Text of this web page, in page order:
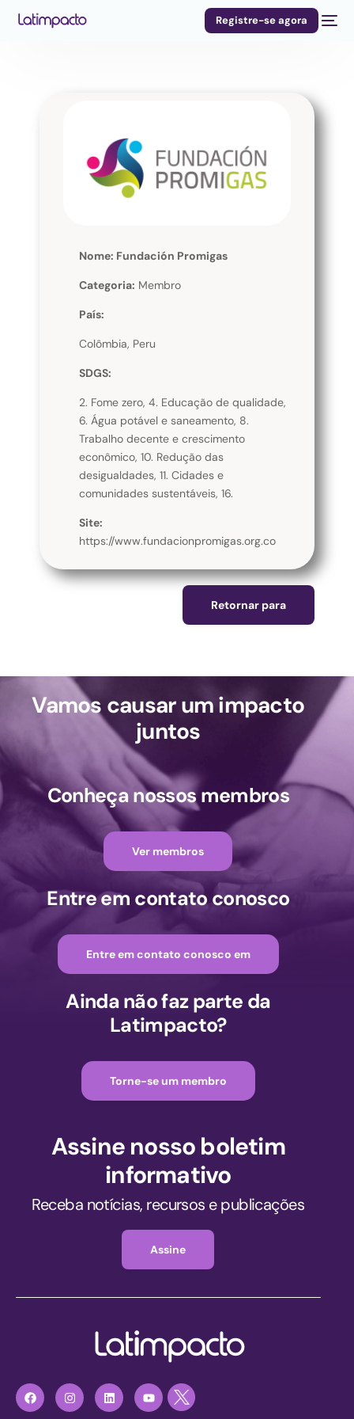
Registre-se agora
Nome: Fundación Promigas
Categoria: Membro
País:
Colômbia, Peru
SDGS:
2. Fome zero, 4. Educação de qualidade,
6. Água potável e saneamento, 8.
Trabalho decente e crescimento
econômico, 10. Redução das
desigualdades, 11. Cidades e
comunidades sustentáveis, 16.
Site:
https://www.fundacionpromigas.org.co
Retornar para
Vamos causar um impacto
juntos
Conheça nossos membros
Ver membros
Entre em contato conosco
Entre em contato conosco em
Ainda não faz parte da
Latimpacto?
Torne-se um membro
Assine nosso boletim
informativo
Receba notícias, recursos e publicações
Assine